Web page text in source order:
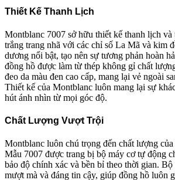
Thiết Kế Thanh Lịch
Montblanc 7007 sở hữu thiết kế thanh lịch và
trắng trang nhã với các chỉ số La Mã và kim
dương nổi bật, tạo nên sự tương phản hoàn
đồng hồ được làm từ thép không gỉ chất
đeo da màu đen cao cấp, mang lại vẻ ngoài
Thiết kế của Montblanc luôn mang lại sự
hút ánh nhìn từ mọi góc độ.
Chất Lượng Vượt Trội
Montblanc luôn chú trọng đến chất lượng
Mẫu 7007 được trang bị bộ máy cơ tự động
bảo độ chính xác và bền bỉ theo thời gian.
mượt mà và đáng tin cậy, giúp đồng hồ luôn